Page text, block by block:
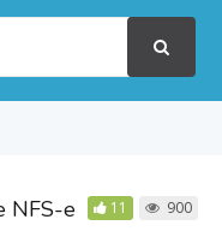
NFS-e
11 900